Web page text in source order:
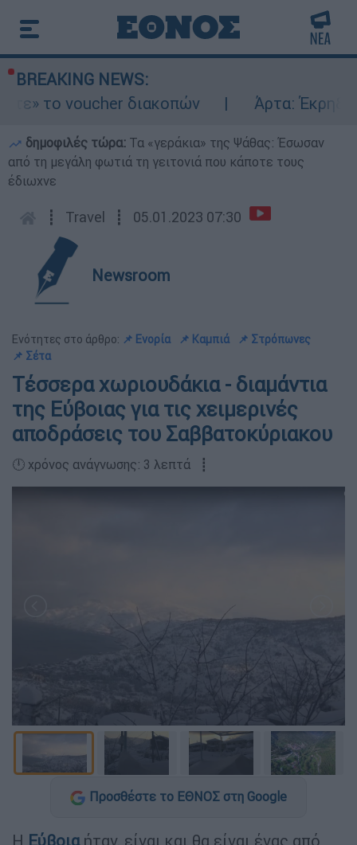
BREAKING NEWS:
το voucher διακοπών
Άρτα: Έκρηξη
δημοφιλές τώρα: Τα «γεράκια» της Ψάθας: Έσωσαν
από τη μεγάλη φωτιά τη γειτονιά που κάποτε τους
έδιωχνε
┋ Travel ┋ 05.01.2023 07:30
Newsroom
Ενότητες στο άρθρο: 📌 Ενορία 📌 Καμπιά
📌 Στρόπωνες
📌 Σέτα
Τέσσερα χωριουδάκια - διαμάντια
της Εύβοιας για τις χειμερινές
αποδράσεις του Σαββατοκύριακου
🕛 χρόνος ανάγνωσης: 3 λεπτά ┋
Προσθέστε το ΕΘΝΟΣ στη Google
Η Εύβοια ήταν, είναι και θα είναι ένας από